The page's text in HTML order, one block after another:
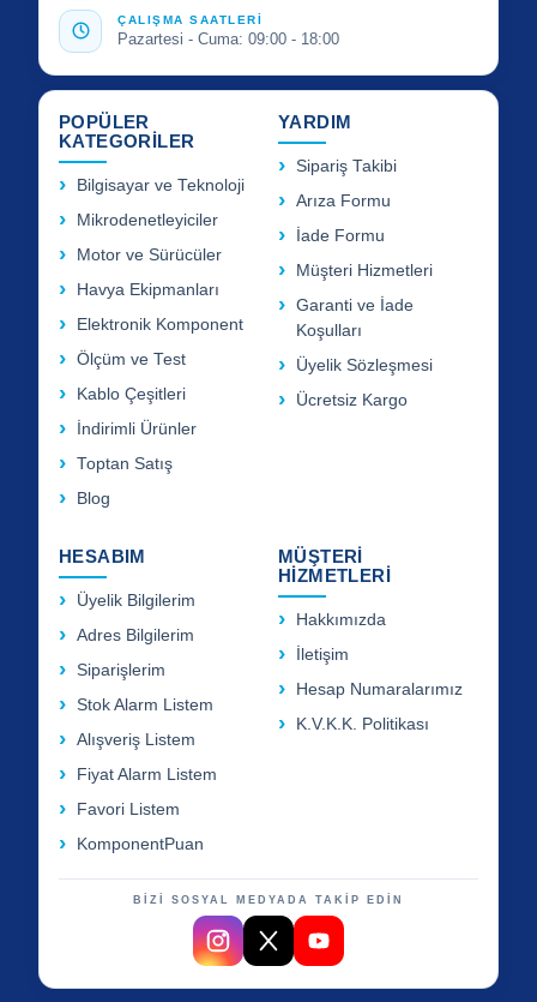
ÇALIŞMA SAATLERİ
Pazartesi - Cuma: 09:00 - 18:00
POPÜLER
KATEGORİLER
Bilgisayar ve Teknoloji
Mikrodenetleyiciler
Motor ve Sürücüler
Havya Ekipmanları
Elektronik Komponent
Ölçüm ve Test
Kablo Çeşitleri
İndirimli Ürünler
Toptan Satış
Blog
YARDIM
Sipariş Takibi
Arıza Formu
İade Formu
Müşteri Hizmetleri
Garanti ve İade
Koşulları
Üyelik Sözleşmesi
Ücretsiz Kargo
HESABIM
Üyelik Bilgilerim
Adres Bilgilerim
Siparişlerim
Stok Alarm Listem
Alışveriş Listem
Fiyat Alarm Listem
Favori Listem
KomponentPuan
MÜŞTERİ
HİZMETLERİ
Hakkımızda
İletişim
Hesap Numaralarımız
K.V.K.K. Politikası
BİZİ SOSYAL MEDYADA TAKİP EDİN